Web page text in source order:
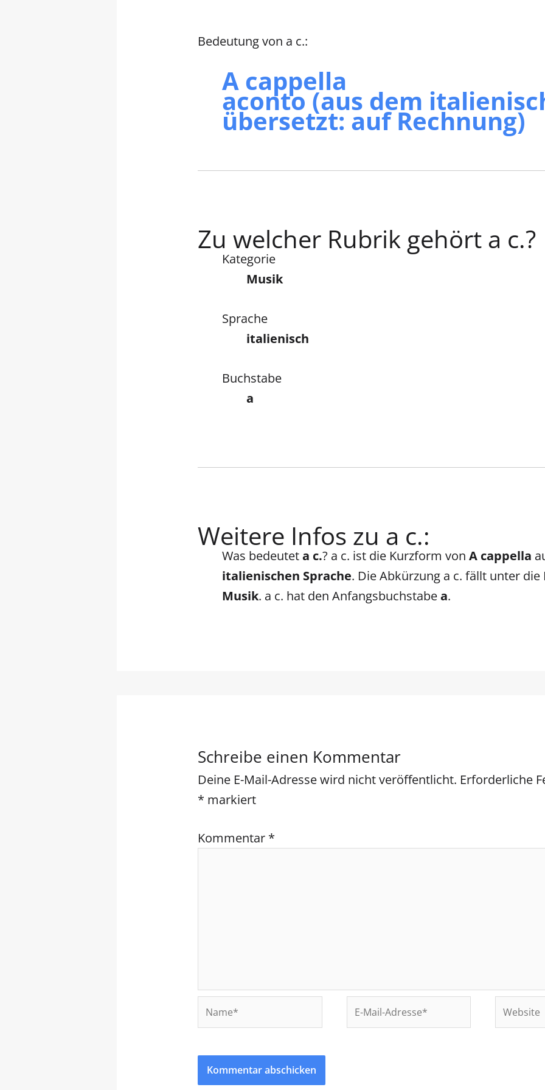
Bedeutung von a c.:
A cappella
aconto (aus dem
übersetzt: auf Rechnung)
Zu welcher Rubrik gehört a c.?
Kategorie
Musik
Sprache
italienisch
Buchstabe
a
Weitere Infos zu a c.:
Was bedeuteta c.? a c. ist die Kurzform vonA cappella
italienischen Sprache. Die Abkürzung a c. fällt unter die
Musik. a c. hat den Anfangsbuchstabea.
Schreibe einen Kommentar
Deine E-Mail-Adresse wird nicht veröffentlicht. Erforderliche
* markiert
Kommentar *
Name*
E-
Mail-
Website